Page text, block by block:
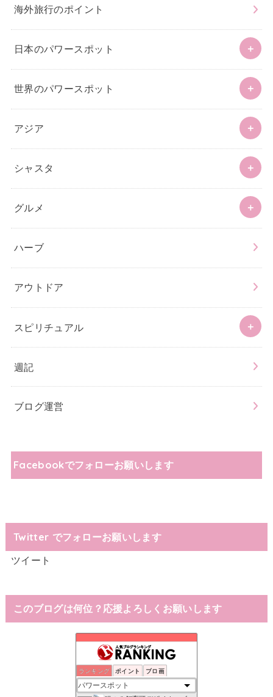
海外旅行のポイント
日本のパワースポット
世界のパワースポット
アジア
シャスタ
グルメ
ハーブ
アウトドア
スピリチュアル
週記
ブログ運営
Facebookでフォローお願いします
Twitter でフォローお願いします
ツイート
このブログは何位？応援よろしくお願いします
ランキング ポイント ブロ画
57位 浅草・浅草寺の御朱印の「種類・値段・待ち時間・混雑状況」お…
58位 天使の森〜リリアローズ〜